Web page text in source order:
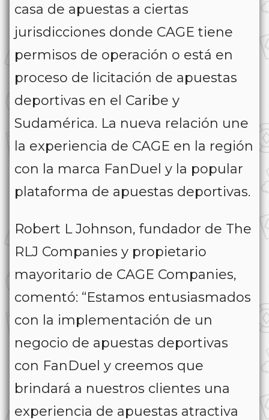
casa de apuestas a ciertas
jurisdicciones donde CAGE tiene
permisos de operación o está en
proceso de licitación de apuestas
deportivas en el Caribe y
Sudamérica. La nueva relación une
la experiencia de CAGE en la región
con la marca FanDuel y la popular
plataforma de apuestas deportivas.
Robert L Johnson, fundador de The
RLJ Companies y propietario
mayoritario de CAGE Companies,
comentó: “Estamos entusiasmados
con la implementación de un
negocio de apuestas deportivas
con FanDuel y creemos que
brindará a nuestros clientes una
experiencia de apuestas atractiva